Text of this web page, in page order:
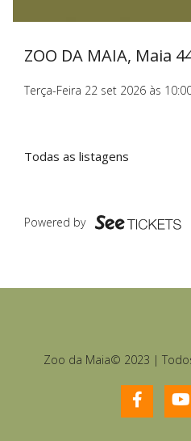
ZOO DA MAIA, Maia
Terça-Feira 22 set 2026 às
Todas as listagens
Powered by
Zoo da Maia© 2023 |